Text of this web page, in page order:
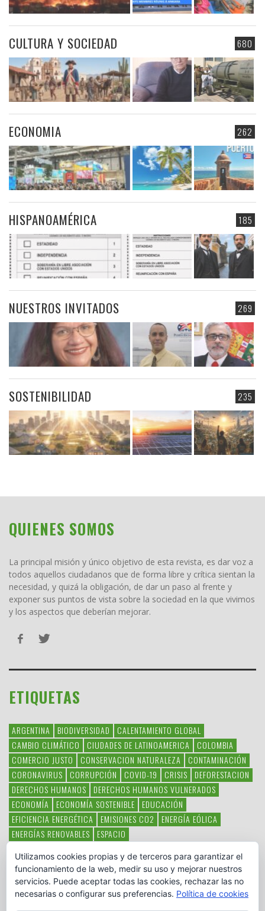
680
CULTURA Y SOCIEDAD
262
ECONOMIA
185
HISPANOAMÉRICA
269
NUESTROS INVITADOS
235
SOSTENIBILIDAD
QUIENES SOMOS
La principal misión y único objetivo de esta revista, es dar voz a
todos aquellos ciudadanos que de forma libre y crítica sientan la
necesidad, y quizá la obligación, de dar un paso al frente y
exponer sus puntos de vista sobre la sociedad en la que vivimos
y los aspectos que deberían mejorar.
ETIQUETAS
ARGENTINA BIODIVERSIDAD
CALENTAMIENTO GLOBAL
CAMBIO CLIMÁTICO
CIUDADES DE LATINOAMERICA
COLOMBIA
COMERCIO JUSTO
CONSERVACION NATURALEZA
CONTAMINACIÓN
CORONAVIRUS
CORRUPCIÓN COVID-19 CRISIS
DEFORESTACION
DERECHOS HUMANOS
DERECHOS HUMANOS VULNERADOS
ECONOMÍA
ECONOMÍA SOSTENIBLE
EDUCACIÓN
EFICIENCIA ENERGÉTICA
EMISIONES CO2
ENERGÍA EÓLICA
ENERGÍAS RENOVABLES
ESPACIO
HAMBRE LATINOAMÉRICA MEDIO AMBIENTE
MÉXICO
OBJETIVOS DEL MILENIO
ONGS PAZ POBREZA POESÍA
POLITICA
PUEBLOS INDÍGENAS RSC RSE
SOBERANÍA ALIMENTARIA
SOLIDARIDAD SOSTENIBILIDAD TECNOLOGÍA VERTIDO PETROLEO
Utilizamos cookies propias y de terceros para garantizar el
funcionamiento de la web, medir su uso y mejorar nuestros
servicios. Puede aceptar todas las cookies, rechazar las no
necesarias o configurar sus preferencias. Política de cookies